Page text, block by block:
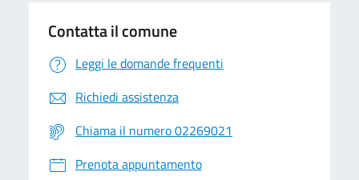
Contatta il comune
Leggi le domande frequenti
Richiedi assistenza
Chiama il numero 02269021
Prenota appuntamento